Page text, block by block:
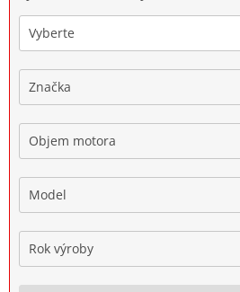
Vyberte
Značka
Objem motora
Model
Rok výroby